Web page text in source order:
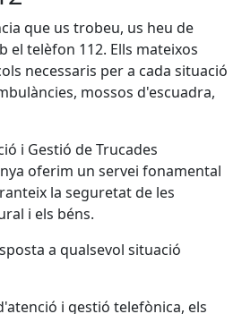
que us trobeu, us heu de
el telèfon 112. Ells mateixos
necessaris per a cada situació
mossos d'escuadra,
i Gestió de Trucades
oferim un servei fonamental
la seguretat de les
i els béns.
a qualsevol situació
i gestió telefònica, els